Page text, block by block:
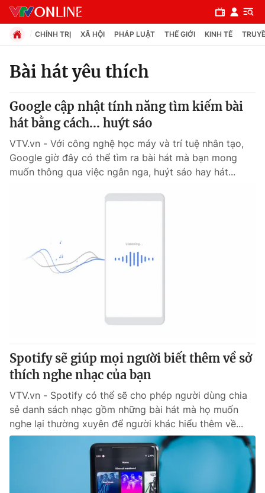
Chuyên mục
Chính trị
Xã hội
Thế giới
Góc doanh nghiệp
Dữ liệu và đời sống
Truyền hình
Phim VTV
Hậu trường
Nhân vật
Giải trí
Điện ảnh
Đời sống
CHÍNH TRỊ XÃ HỘI PHÁP LUẬT THẾ GIỚI KINH TẾ
Bài hát yêu thích
Google cập nhật tính năng tìm kiếm bài
hát bằng cách... huýt sáo
VTV.vn - Với công nghệ học máy và trí tuệ nhân tạo,
Google giờ đây có thể tìm ra bài hát mà bạn mong
muốn thông qua việc ngân nga, huýt sáo hay hát...
Spotify sẽ giúp mọi người biết thêm về sở
thích nghe nhạc của bạn
VTV.vn - Spotify có thể sẽ cho phép người dùng chia
sẻ danh sách nhạc gồm những bài hát mà họ muốn
nghe lại thường xuyên để người khác hiểu thêm về...